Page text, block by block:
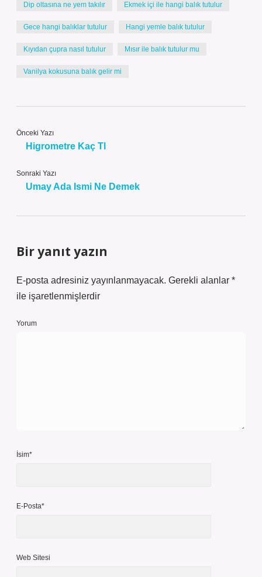
Dip oltasına ne yem takılır Ekmek içi ile hangi balık tutulur
Gece hangi balıklar tutulur Hangi yemle balık tutulur
Kıyıdan çupra nasıl tutulur Mısır ile balık tutulur mu
Vanilya kokusuna balık gelir mi
Önceki Yazı
Higrometre Kaç Tl
Sonraki Yazı
Umay Ada Ismi Ne Demek
Bir yanıt yazın
E-posta adresiniz yayınlanmayacak. Gerekli alanlar *
ile işaretlenmişlerdir
Yorum
İsim*
E-Posta*
Web Sitesi